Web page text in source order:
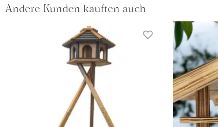
Andere Kunden kauften auch